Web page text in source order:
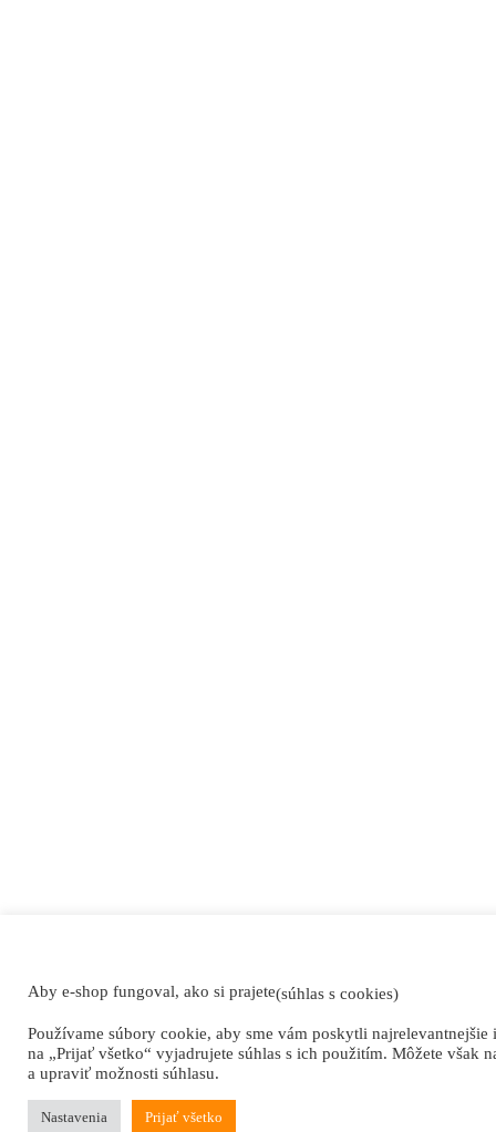
Aby e-shop fungoval, ako si prajete(súhlas s cookies)
Používame súbory cookie, aby sme vám poskytli
na „Prijať všetko“ vyjadrujete súhlas s ich použitím. Môžete však
a upraviť možnosti súhlasu.
Nastavenia Prijať všetko